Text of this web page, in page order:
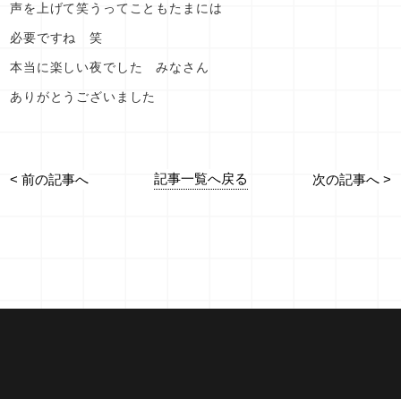
声を上げて笑うってこともたまには
必要ですね 笑
本当に楽しい夜でした みなさん
ありがとうございました
< 前の記事へ 記事一覧へ戻る 次の記事へ >